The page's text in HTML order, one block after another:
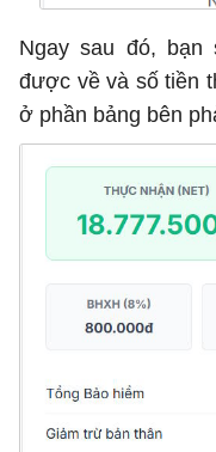
Ngay sau đó, bạn
được về và số tiền
ở phần bảng bên